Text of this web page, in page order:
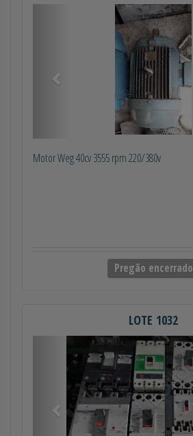
Motor Weg 40cv 3555 rpm 220/380v
Pregão encerrado
LOTE 1032